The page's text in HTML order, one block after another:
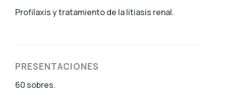
Profilaxis y tratamiento de la litiasis renal.
PRESENTACIONES
60 sobres.